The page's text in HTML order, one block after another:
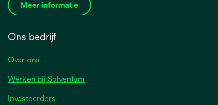
Meer informatie
Ons bedrijf
Over ons
Werken bij Solventum
Investeerders